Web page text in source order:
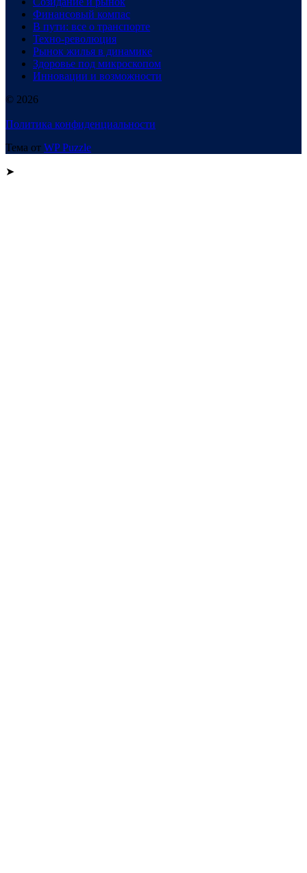
Финансовый компас
В пути: все о транспорте
Техно-революция
Рынок жилья в динамике
Здоровье под микроскопом
Инновации и возможности
© 2026
Политика конфиденциальности
Тема от WP Puzzle
➤